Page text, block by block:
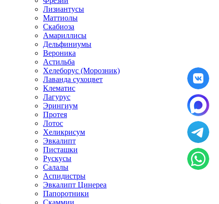
Лизиантусы
Маттиолы
Скабиоза
Амариллисы
Дельфиниумы
Вероника
Астильба
Хелеборус (Морозник)
Лаванда сухоцвет
Клематис
Лагурус
Эрингиум
Протея
Лотос
Хеликрисум
Эвкалипт
Писташки
Рускусы
Салалы
Аспидистры
Эвкалипт Цинереа
Папоротники
Скаммии